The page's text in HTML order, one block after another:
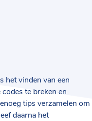
het vinden van een
te breken en
tips verzamelen om
daarna het